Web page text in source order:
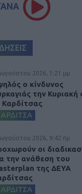
2026, 1:21 μμ
ο κίνδυνος
την Κυριακή
Καρδίτσας
2026, 9:42 πμ
οι
την ανάθεση του
της ΔΕΥΑ